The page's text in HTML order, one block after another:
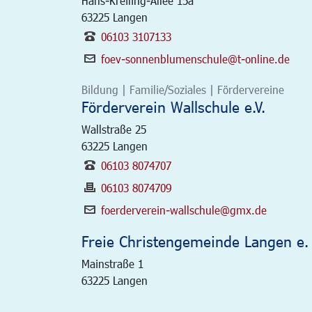
63225 Langen
06103 3107133
foev-sonnenblumenschule@t-online.de
Bildung | Familie/Soziales | Fördervereine
Förderverein Wallschule e.V.
Wallstraße 25
63225 Langen
06103 8074707
06103 8074709
foerderverein-wallschule@gmx.de
Freie Christengemeinde Langen e.
Mainstraße 1
63225 Langen